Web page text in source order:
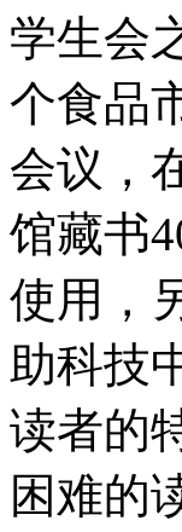
学生会
个食品
会议，
馆藏书
使用，
助科技
读者的
困难的